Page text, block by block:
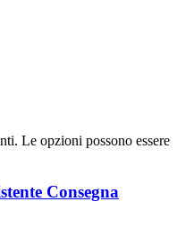
Le opzioni possono essere
Consegna